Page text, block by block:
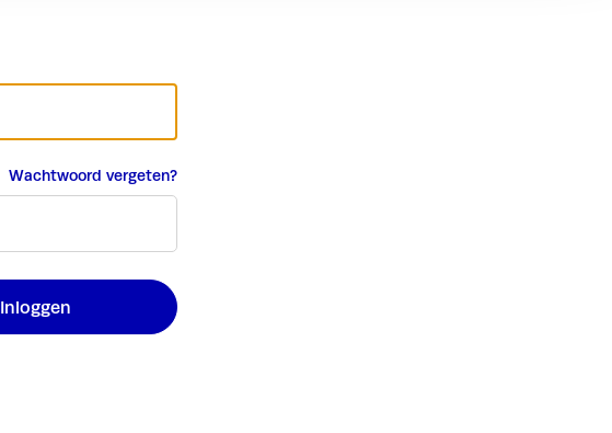
Wachtwoord vergeten?
Inloggen